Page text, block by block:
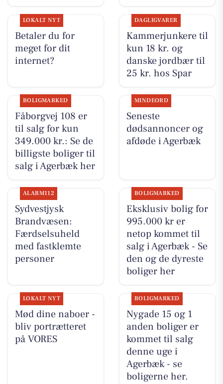
LOKALT NYT
Betaler du for
meget for dit
internet?
DAGLIGVARER
Kammerjunkere til
kun 18 kr. og
danske jordbær til
25 kr. hos Spar
BOLIGMARKED
Fåborgvej 108 er
til salg for kun
349.000 kr.: Se de
billigste boliger til
salg i Agerbæk her
MINDEORD
Seneste
dødsannoncer og
afdøde i Agerbæk
ALARM112
Sydvestjysk
Brandvæsen:
Færdselsuheld
med fastklemte
personer
BOLIGMARKED
Eksklusiv bolig for
995.000 kr er
netop kommet til
salg i Agerbæk - Se
den og de dyreste
boliger her
LOKALT NYT
Mød dine naboer -
bliv portrætteret
på VORES
BOLIGMARKED
Nygade 15 og 1
anden boliger er
kommet til salg
denne uge i
Agerbæk - se
boligerne her.